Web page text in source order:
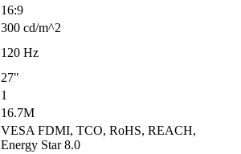
16:9
300 cd/m^2
120 Hz
27"
1
16.7M
VESA FDMI, TCO, RoHS, REACH,
Energy Star 8.0